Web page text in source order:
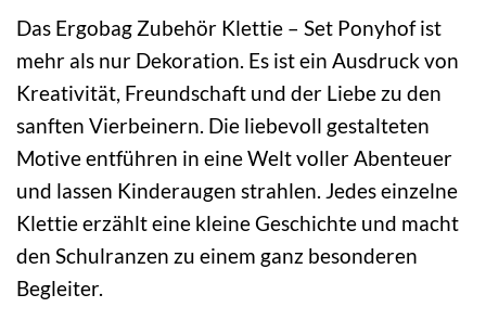
Das Ergobag Zubehör Klettie – Set Ponyhof ist
mehr als nur Dekoration. Es ist ein Ausdruck von
Kreativität, Freundschaft und der Liebe zu den
sanften Vierbeinern. Die liebevoll gestalteten
Motive entführen in eine Welt voller Abenteuer
und lassen Kinderaugen strahlen. Jedes einzelne
Klettie erzählt eine kleine Geschichte und macht
den Schulranzen zu einem ganz besonderen
Begleiter.